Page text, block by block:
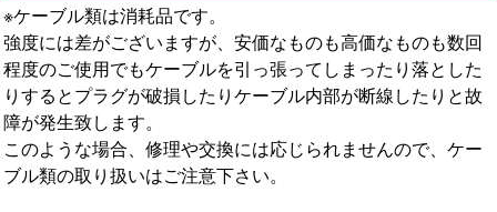
※ケーブル類は消耗品です。
強度には差がございますが、安価なものも高価なものも数回
程度のご使用でもケーブルを引っ張ってしまったり落とした
りするとプラグが破損したりケーブル内部が断線したりと故
障が発生致します。
このような場合、修理や交換には応じられませんので、ケー
ブル類の取り扱いはご注意下さい。